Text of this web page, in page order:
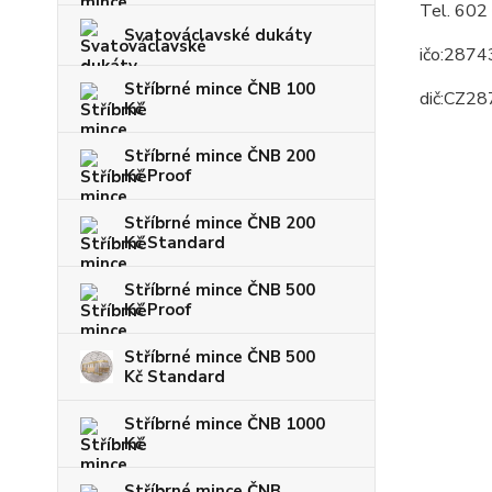
Svatováclavské dukáty
Stříbrné mince ČNB 100
Kč
Stříbrné mince ČNB 200
Kč Proof
Stříbrné mince ČNB 200
Kč Standard
Stříbrné mince ČNB 500
Kč Proof
Stříbrné mince ČNB 500
Kč Standard
Stříbrné mince ČNB 1000
Kč
Tel.